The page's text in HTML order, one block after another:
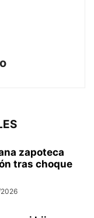
zapoteca
tras choque